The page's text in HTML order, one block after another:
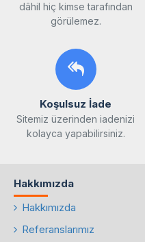
dâhil hiç kimse tarafından
görülemez.
Koşulsuz İade
Sitemiz üzerinden iadenizi
kolayca yapabilirsiniz.
Hakkımızda
Hakkımızda
Referanslarımız